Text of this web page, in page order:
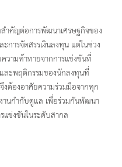
คัญต่อการพัฒนาเศรษฐกิจของ
การจัดสรรเงินลงทุน แต่ในช่วง
ามท้าทายจากการแข่งขันที่
ละพฤติกรรมของนักลงทุนที่
ต้องอาศัยความร่วมมือจากทุก
นกำกับดูแล เพื่อร่วมกันพัฒนา
แข่งขันในระดับสากล